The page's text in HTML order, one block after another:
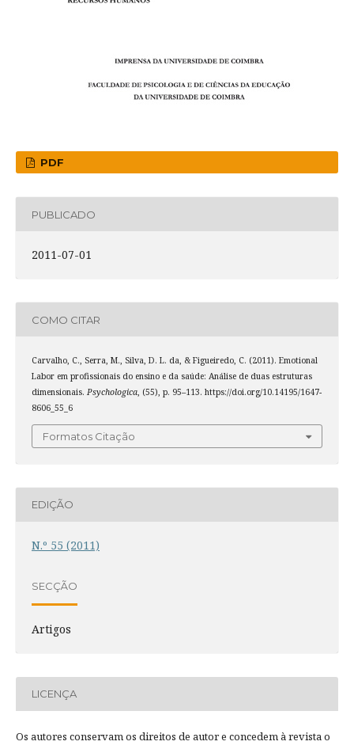
PDF
PUBLICADO
2011-07-01
COMO CITAR
Carvalho, C., Serra, M., Silva, D. L. da, & Figueiredo, C. (2011). Emotional
Labor em profissionais do ensino e da saúde: Análise de duas estruturas
dimensionais. Psychologica, (55), p. 95–113. https://doi.org/10.14195/1647-
8606_55_6
Formatos Citação
EDIÇÃO
N.º 55 (2011)
SECÇÃO
Artigos
LICENÇA
Os autores conservam os direitos de autor e concedem à revista o